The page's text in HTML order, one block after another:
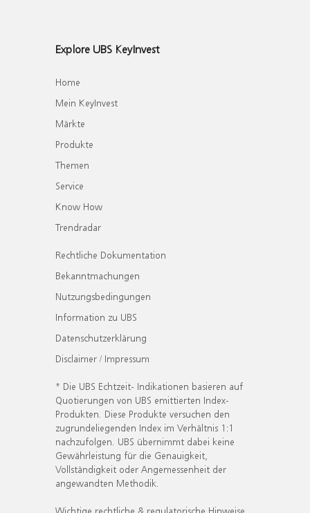
Explore UBS KeyInvest
Home
Mein KeyInvest
Märkte
Produkte
Themen
Service
Know How
Trendradar
Rechtliche Dokumentation
Bekanntmachungen
Nutzungsbedingungen
Information zu UBS
Datenschutzerklärung
Disclaimer / Impressum
* Die UBS Echtzeit- Indikationen basieren auf
Quotierungen von UBS emittierten Index-
Produkten. Diese Produkte versuchen den
zugrundeliegenden Index im Verhältnis 1:1
nachzufolgen. UBS übernimmt dabei keine
Gewährleistung für die Genauigkeit,
Vollständigkeit oder Angemessenheit der
angewandten Methodik.